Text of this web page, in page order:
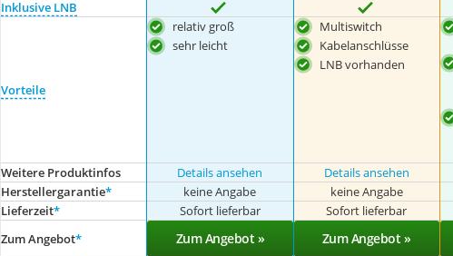
Inklusive LNB
Vorteile
relativ groß
sehr leicht
Multiswitch
Kabelanschlüsse
LNB vorhanden
Weitere Produktinfos Details ansehen Details ansehen
Herstellergarantie* keine Angabe keine Angabe
Lieferzeit* Sofort lieferbar Sofort lieferbar
Zum Angebot* Zum Angebot » Zum Angebot »